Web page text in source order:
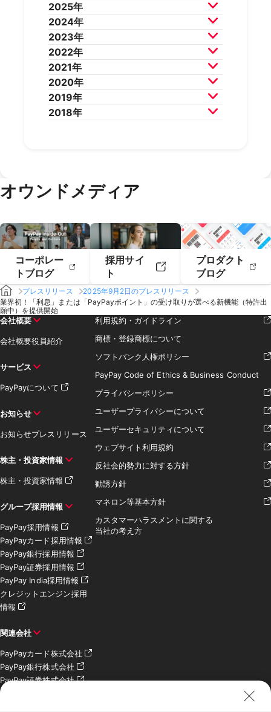
2026年8月 2026年7月
2026年6月 2026年5月
2026年4月 2026年3月
2026年2月
2025年
2025年12月2025年11月
2025年10月2025年9月
2025年8月 2025年7月
2025年6月
2025年4月
2025年2月
2024年
2024年12月2024年11月
2024年10月2024年9月
2024年8月 2024年7月
2024年6月
2024年4月
2024年2月
2023年
2023年12月2023年11月
2023年10月2023年9月
2023年8月 2023年7月
2023年6月
2023年4月
2022年
2022年12月2022年11月
2022年10月2022年9月
2022年8月 2022年7月
2022年6月
2021年
2021年12月2021年11月
2021年10月2021年9月
2021年8月 2021年7月
2020年
2020年12月2020年11月
2020年10月2020年9月
2019年
2019年12月2019年11月
2019年2月
2019年1月
2018年
オウンドメディア
コーポレー
トブログ
採用サイ
ト
プロダクト
ブログ
プレスリリース
2025年9月2日のプレスリリース
業界初！「利息」または「PayPayポイント」の受け取りが選べる新機能（特許出
願中）を提供開始
会社概要
会社概要役員紹介
サービス
PayPayについて
お知らせ
お知らせプレスリリース
株主・投資家情報
株主・投資家情報
グループ採用情報
PayPay採用情報
PayPayカード採用情報
PayPay銀行採用情報
PayPay証券採用情報
PayPay India採用情報
クレジットエンジン採用
情報
関連会社
PayPayカード株式会社
PayPay銀行株式会社
PayPay証券株式会社
PayPay SC株式会社
利用規約・ガイドライン
商標・登録商標について
ソフトバンク人権ポリシー
PayPay Code of Ethics & Business Conduct
プライバシーポリシー
ユーザープライバシーについて
ユーザーセキュリティについて
ウェブサイト利用規約
反社会的勢力に対する方針
勧誘方針
マネロン等基本方針
カスタマーハラスメントに関する
当社の考え方